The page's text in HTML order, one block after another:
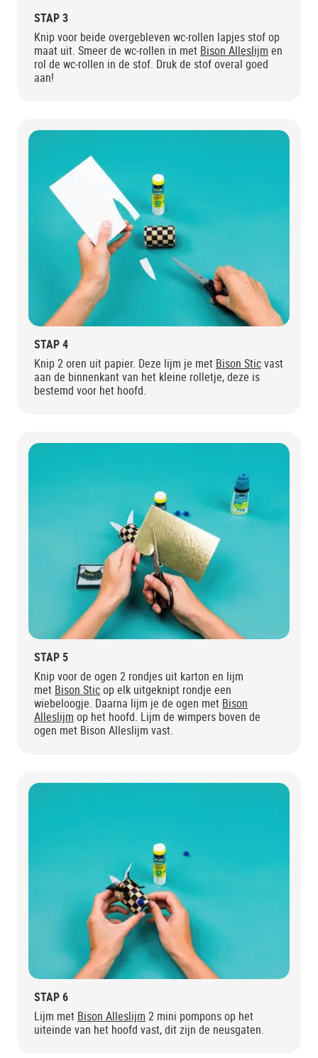
STAP 3
Knip voor beide overgebleven wc-rollen lapjes stof op
maat uit. Smeer de wc-rollen in met Bison Alleslijm en
rol de wc-rollen in de stof. Druk de stof overal goed
aan!
STAP 4
Knip 2 oren uit papier. Deze lijm je met Bison Sticvast
aan de binnenkant van het kleine rolletje, deze is
bestemd voor het hoofd.
STAP 5
Knip voor de ogen 2 rondjes uit karton en lijm
met Bison Sticop elk uitgeknipt rondje een
wiebeloogje. Daarna lijm je de ogen met Bison
Alleslijm op het hoofd. Lijm de wimpers boven de
ogen met Bison Alleslijm vast.
STAP 6
Lijm met Bison Alleslijm 2 mini pompons op het
uiteinde van het hoofd vast, dit zijn de neusgaten.